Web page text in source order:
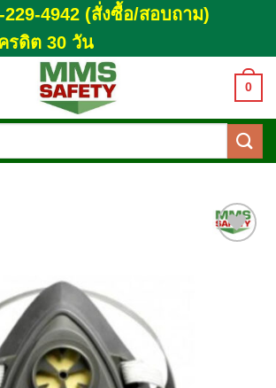
4942 (สั่งซื้อ/สอบถาม)
รดิต 30 วัน
0